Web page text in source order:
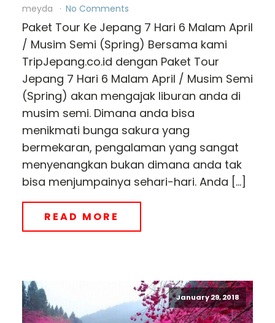
meyda No Comments
Paket Tour Ke Jepang 7 Hari 6 Malam April
/ Musim Semi (Spring) Bersama kami
TripJepang.co.id dengan Paket Tour
Jepang 7 Hari 6 Malam April / Musim Semi
(Spring) akan mengajak liburan anda di
musim semi. Dimana anda bisa
menikmati bunga sakura yang
bermekaran, pengalaman yang sangat
menyenangkan bukan dimana anda tak
bisa menjumpainya sehari-hari. Anda […]
READ MORE
January 29, 2018